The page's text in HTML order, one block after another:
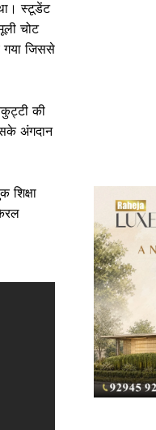
स्टूडेंट
चोट
जिससे
की
अंगदान
शिक्षा